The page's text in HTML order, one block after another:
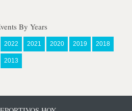
By Years
2022 2021 2020 2019 2018
2013